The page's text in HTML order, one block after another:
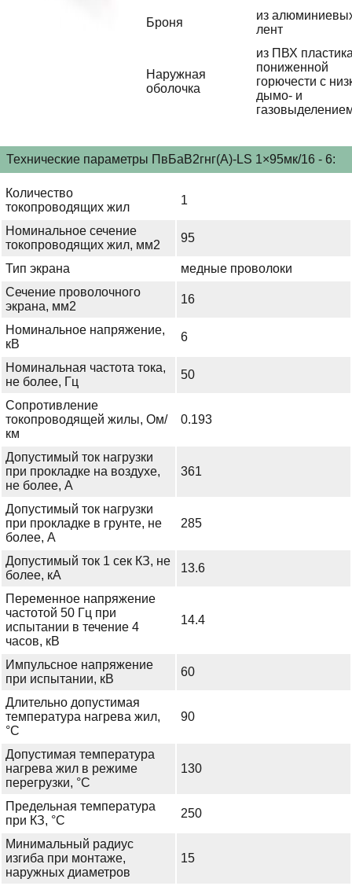
Броня
из
лент
Наружная
оболочка
из ПВХ
пониженной
горючести с
дымо- и
Технические параметры ПвБаВ2гнг(А)-LS 1×95мк/16 - 6:
Количество
токопроводящих жил
1
Номинальное сечение
токопроводящих жил, мм2
95
Тип экрана
медные проволоки
Сечение проволочного
экрана, мм2
16
Номинальное напряжение,
кВ
6
Номинальная частота тока,
не более, Гц
50
Сопротивление
токопроводящей жилы, Ом/
км
0.193
Допустимый ток нагрузки
при прокладке на воздухе,
не более, А
361
Допустимый ток нагрузки
при прокладке в грунте, не
более, А
285
Допустимый ток 1 сек КЗ, не
более, кА
13.6
Переменное напряжение
частотой 50 Гц при
испытании в течение 4
часов, кВ
14.4
Импульсное напряжение
при испытании, кВ
60
Длительно допустимая
температура нагрева жил,
°С
90
Допустимая температура
нагрева жил в режиме
перегрузки, °С
130
Предельная температура
при КЗ, °С
250
Минимальный радиус
изгиба при монтаже,
наружных диаметров
15